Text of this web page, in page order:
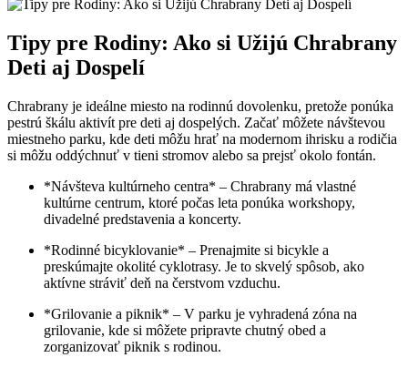
Tipy pre Rodiny: Ako si Užijú Chrabrany
Deti aj Dospelí
Chrabrany je ideálne miesto na rodinnú dovolenku, pretože ponúka
pestrú škálu aktivít pre deti aj dospelých. Začať môžete návštevou
miestneho parku, kde deti môžu hrať na modernom ihrisku a rodičia
si môžu oddýchnuť v tieni stromov alebo sa prejsť okolo fontán.
*Návšteva kultúrneho centra* – Chrabrany má vlastné
kultúrne centrum, ktoré počas leta ponúka workshopy,
divadelné predstavenia a koncerty.
*Rodinné bicyklovanie* – Prenajmite si bicykle a
preskúmajte okolité cyklotrasy. Je to skvelý spôsob, ako
aktívne stráviť deň na čerstvom vzduchu.
*Grilovanie a piknik* – V parku je vyhradená zóna na
grilovanie, kde si môžete pripravte chutný obed a
zorganizovať piknik s rodinou.